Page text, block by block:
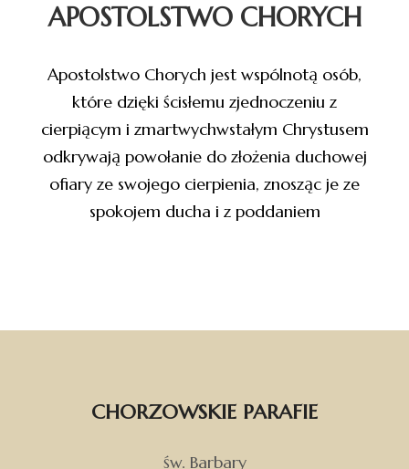
APOSTOLSTWO CHORYCH
Apostolstwo Chorych jest wspólnotą osób,
które dzięki ścisłemu zjednoczeniu z
cierpiącym i zmartwychwstałym Chrystusem
odkrywają powołanie do złożenia duchowej
ofiary ze swojego cierpienia, znosząc je ze
spokojem ducha i z poddaniem